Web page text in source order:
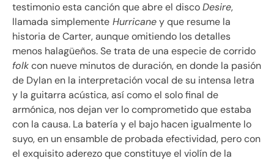
testimonio esta canción que abre el discoDesire,
llamada simplemente Hurricaney que resume la
historia de Carter, aunque omitiendo los detalles
menos halagüeños. Se trata de una especie de corrido
folkcon nueve minutos de duración, en donde la pasión
de Dylan en la interpretación vocal de su intensa letra
y la guitarra acústica, así como el solo final de
armónica, nos dejan ver lo comprometido que estaba
con la causa. La batería y el bajo hacen igualmente lo
suyo, en un ensamble de probada efectividad, pero con
el exquisito aderezo que constituye el violín de la